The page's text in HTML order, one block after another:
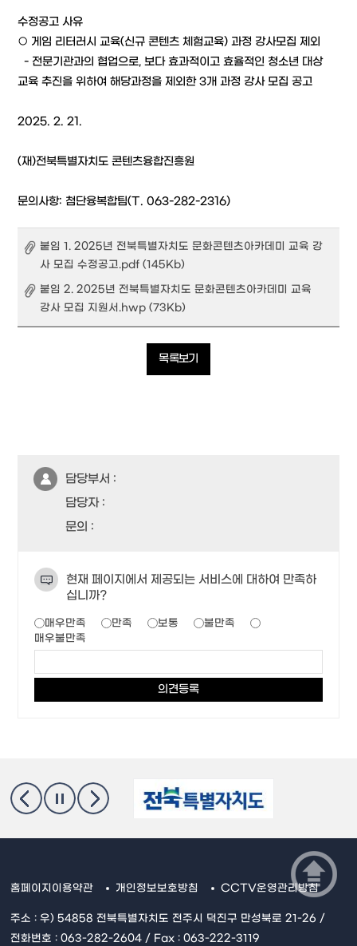
수정공고 사유
○ 게임 리터러시 교육(신규 콘텐츠 체험교육) 과정 강사모집 제외
- 전문기관과의 협업으로, 보다 효과적이고 효율적인 청소년 대상
교육 추진을 위하여 해당과정을 제외한 3개 과정 강사 모집 공고
2025. 2. 21.
(재)전북특별자치도 콘텐츠융합진흥원
문의사항: 첨단융복합팀(T. 063-282-2316)
붙임 1. 2025년 전북특별자치도 문화콘텐츠아카데미 교육 강
사 모집 수정공고.pdf (145Kb)
붙임 2. 2025년 전북특별자치도 문화콘텐츠아카데미 교육
강사 모집 지원서.hwp (73Kb)
목록보기
담당부서 :
담당자 :
문의 :
현재 페이지에서 제공되는 서비스에 대하여 만족하
십니까?
매우만족 만족 보통
불만족
매우불만족
홈페이지이용약관 개인정보보호방침 CCTV운영관리방침
주소 : 우) 54858 전북특별자치도 전주시 덕진구 만성북로 21-26 /
전화번호 : 063-282-2604 / Fax : 063-222-3119